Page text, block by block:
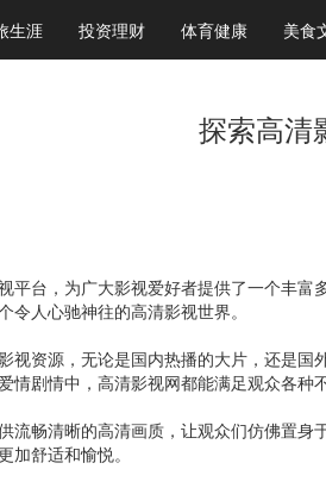
生涯 投资理财 体育健康 美食
探索高清
平台，为广大影视爱好者提供了一个丰
人心驰神往的高清影视世界。
视资源，无论是国内热播的大片，还是
剧情中，高清影视网都能满足观众各种
流畅清晰的高清画质，让观众们仿佛置
加舒适和愉悦。